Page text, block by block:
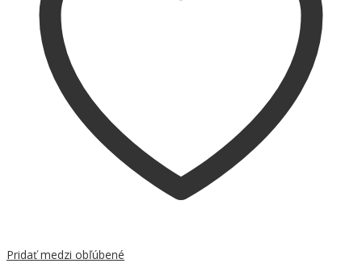
Pridať medzi obľúbené